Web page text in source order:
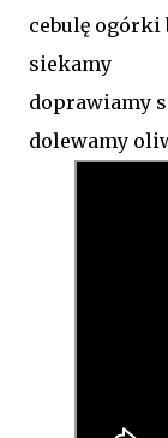
cebulę
siekamy
doprawiamy
dolewamy